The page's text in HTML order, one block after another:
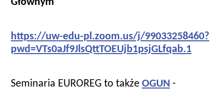
https://uw-edu-pl.zoom.us/j/99033258460?
pwd=VTs0aJf9JlsQttTOEUjb1psjGLfqab.1
Seminaria EUROREG to także OGUN -